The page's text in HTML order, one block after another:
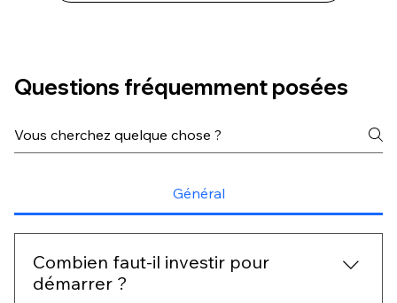
Questions fréquemment posées
Général
Combien faut-il investir pour
démarrer ?